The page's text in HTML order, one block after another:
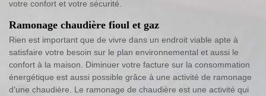
votre confort et votre sécurité.
Ramonage chaudière fioul et gaz
Rien est important que de vivre dans un endroit viable apte à
satisfaire votre besoin sur le plan environnemental et aussi le
confort à la maison. Diminuer votre facture sur la consommation
énergétique est aussi possible grâce à une activité de ramonage
d’une chaudière. Le ramonage de chaudière est une activité qui